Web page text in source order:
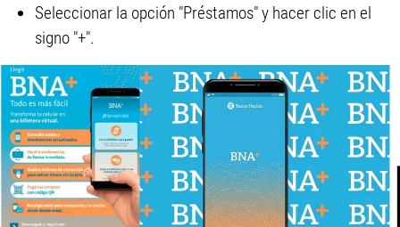
Seleccionar la opción "Préstamos" y hacer clic en el
signo "+".